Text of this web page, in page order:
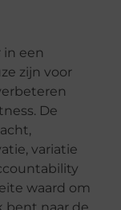
in een
zijn voor
De
variatie
waard om